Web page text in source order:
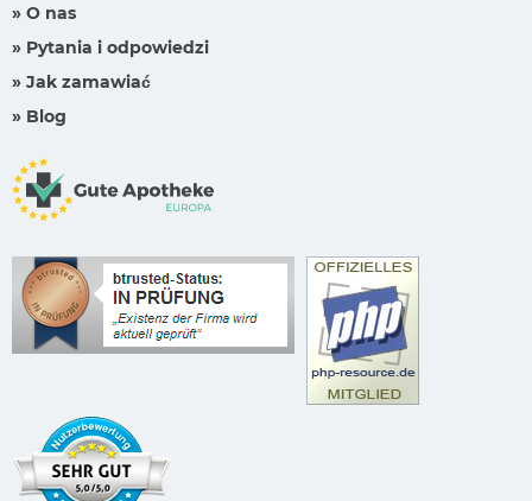
» O nas
» Pytania i odpowiedzi
» Jak zamawiać
» Blog